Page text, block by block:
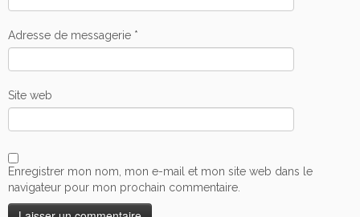
Adresse de messagerie *
Site web
Enregistrer mon nom, mon e-mail et mon site web dans le
navigateur pour mon prochain commentaire.